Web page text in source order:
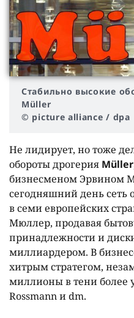
Стабильно высокие
Müller
© picture alliance / dpa
Не лидирует, но тоже
обороты дрогерия Müller
бизнесменом Эрвином
сегодняшний день сеть
в семи европейских
Мюллер, продавая
принадлежности и
миллиардером. В
хитрым стратегом,
миллионы в тени более
Rossmann и dm.